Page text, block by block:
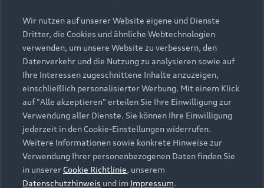
Alle Modelle
Modelle vergleichen
Elektromodelle
Plug-in-Hybride
Kaufen & leasen
Neuwagensuche
Gebrauchtwagensuche
Gebrauchtwagen
Finanzierung
Aktionen & Angebote
Geschäftskunden
Service & Zubehör
Saisonale Angebote
Audi Services
Garantie
Audi digital services
Support
Kundenservice
Händlersuche
Audi Code
Über Audi
Unternehmen
Karriere
Wir nutzen auf unserer Website eigene und Dienste
Dritter, die Cookies und ähnliche Webtechnologien
verwenden, um unsere Website zu verbessern, den
Datenverkehr und die Nutzung zu analysieren sowie auf
Ihre Interessen zugeschnittene Inhalte anzuzeigen,
einschließlich personalisierter Werbung. Mit einem Klick
auf "Alle akzeptieren" erteilen Sie Ihre Einwilligung zur
Verwendung aller Dienste. Sie können Ihre Einwilligung
jederzeit in den Cookie-Einstellungen widerrufen.
Weitere Informationen sowie konkrete Hinweise zur
Verwendung Ihrer personenbezogenen Daten finden Sie
in unserer Cookie Richtlinie, unserem
Datenschutzhinweis und im Impressum.